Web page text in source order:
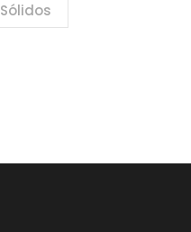
Sólidos